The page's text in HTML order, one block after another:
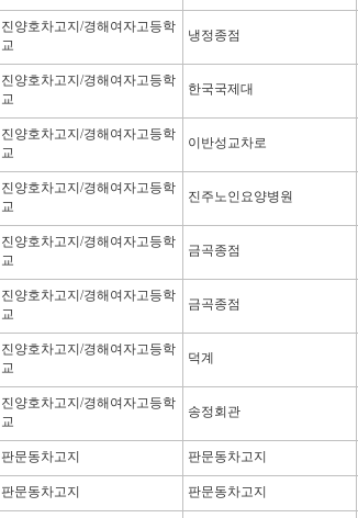
진양호차고지/경해여자고등학
교
냉정종점
진양호차고지/경해여자고등학
교
한국국제대
진양호차고지/경해여자고등학
교
이반성교차로
진양호차고지/경해여자고등학
교
진주노인요양병원
진양호차고지/경해여자고등학
교
금곡종점
진양호차고지/경해여자고등학
교
금곡종점
진양호차고지/경해여자고등학
교
덕계
진양호차고지/경해여자고등학
교
송정회관
판문동차고지 판문동차고지
판문동차고지 판문동차고지